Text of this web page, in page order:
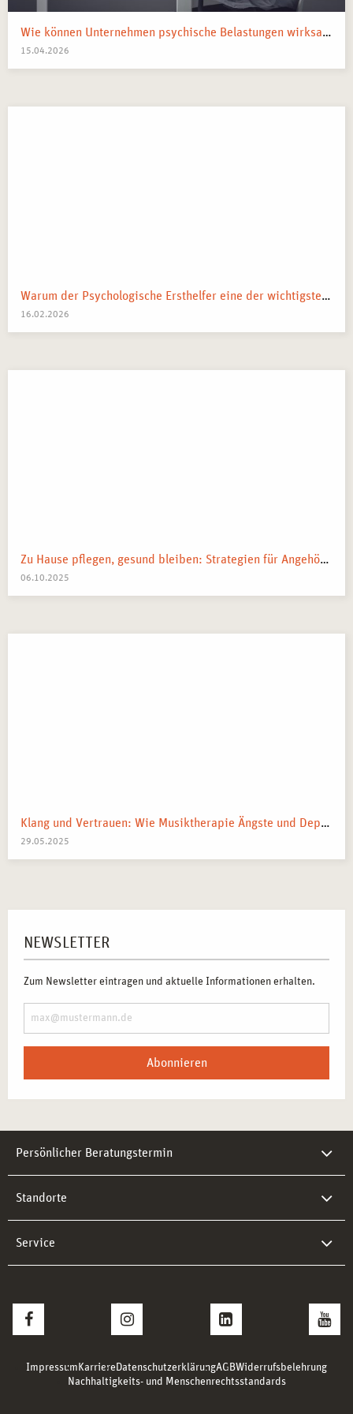
Wie können Unternehmen psychische Belastungen wirksam reduzieren?
15.04.2026
Warum der Psychologische Ersthelfer eine der wichtigsten Ressourcen eines Teams ist
16.02.2026
Zu Hause pflegen, gesund bleiben: Strategien für Angehörige
06.10.2025
Klang und Vertrauen: Wie Musiktherapie Ängste und Depressionen lindern kann.
29.05.2025
NEWSLETTER
Zum Newsletter eintragen und aktuelle Informationen erhalten.
Abonnieren
Persönlicher Beratungstermin
Standorte
Service
Impressum KarriereDatenschutzerklärungAGBWiderrufsbelehrung
Nachhaltigkeits- und Menschenrechtsstandards